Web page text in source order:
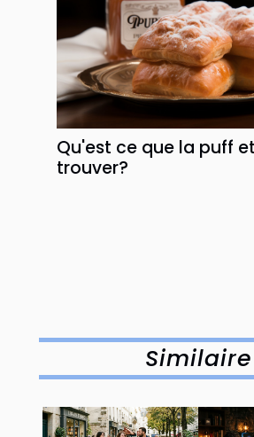
Qu'est ce que la puff
trouver?
Similaire